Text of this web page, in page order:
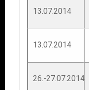
13.07.2014
13.07.2014
26.-27.07.2014